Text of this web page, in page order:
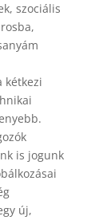
szociális
kétkezi
is jogunk
új,